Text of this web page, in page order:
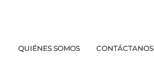
QUIÉNES SOMOS CONTÁCTANOS
QUIÉNES SOMOS CONTÁCTANOS